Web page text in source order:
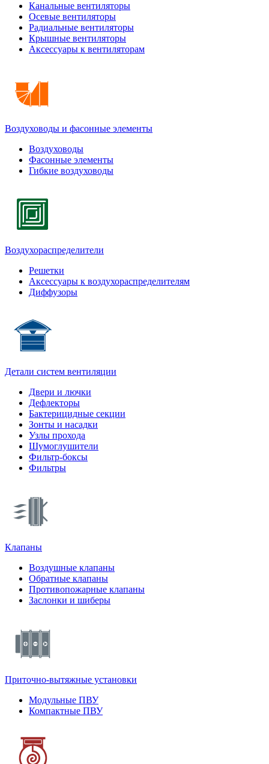
Канальные вентиляторы
Осевые вентиляторы
Радиальные вентиляторы
Крышные вентиляторы
Аксессуары к вентиляторам
Воздуховоды и фасонные элементы
Воздуховоды
Фасонные элементы
Гибкие воздуховоды
Воздухораспределители
Решетки
Аксессуары к воздухораспределителям
Диффузоры
Детали систем вентиляции
Двери и лючки
Дефлекторы
Бактерицидные секции
Зонты и насадки
Узлы прохода
Шумоглушители
Фильтр-боксы
Фильтры
Клапаны
Воздушные клапаны
Обратные клапаны
Противопожарные клапаны
Заслонки и шиберы
Приточно-вытяжные установки
Модульные ПВУ
Компактные ПВУ